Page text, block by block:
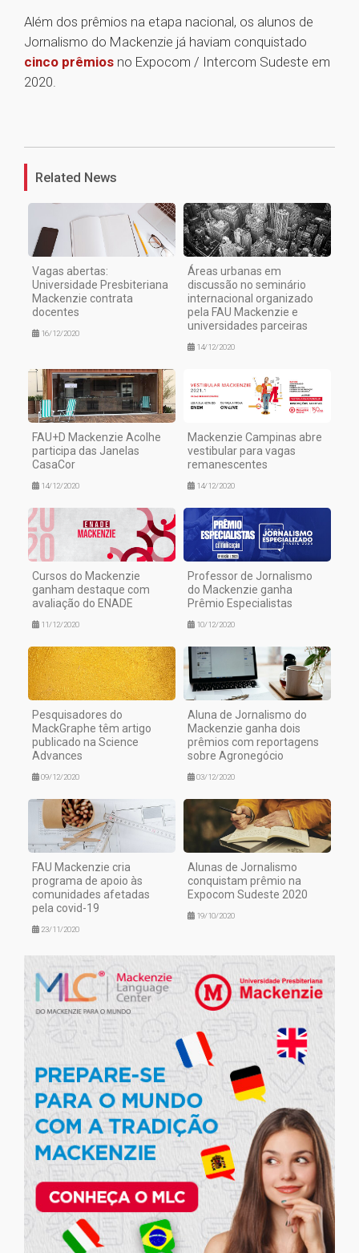
Além dos prêmios na etapa nacional, os alunos de
Jornalismo do Mackenzie já haviam conquistado
cinco prêmios no Expocom / Intercom Sudeste em
2020.
Related News
Vagas abertas:
Universidade Presbiteriana
Mackenzie contrata
docentes
16/12/2020
Áreas urbanas em
discussão no seminário
internacional organizado
pela FAU Mackenzie e
universidades parceiras
14/12/2020
FAU+D Mackenzie Acolhe
participa das Janelas
CasaCor
14/12/2020
Mackenzie Campinas abre
vestibular para vagas
remanescentes
14/12/2020
Cursos do Mackenzie
ganham destaque com
avaliação do ENADE
11/12/2020
Professor de Jornalismo
do Mackenzie ganha
Prêmio Especialistas
10/12/2020
Pesquisadores do
MackGraphe têm artigo
publicado na Science
Advances
09/12/2020
Aluna de Jornalismo do
Mackenzie ganha dois
prêmios com reportagens
sobre Agronegócio
03/12/2020
FAU Mackenzie cria
programa de apoio às
comunidades afetadas
pela covid-19
23/11/2020
Alunas de Jornalismo
conquistam prêmio na
Expocom Sudeste 2020
19/10/2020